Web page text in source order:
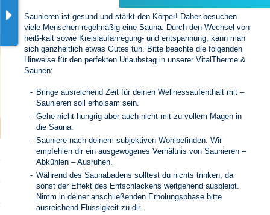
Saunieren ist gesund und stärkt den Körper! Daher besuchen
viele Menschen regelmäßig eine Sauna. Durch den Wechsel von
heiß-kalt sowie Kreislaufanregung- und entspannung, kann man
sich ganzheitlich etwas Gutes tun. Bitte beachte die folgenden
Hinweise für den perfekten Urlaubstag in unserer VitalTherme &
Saunen:
Bringe ausreichend Zeit für deinen Wellnessaufenthalt mit –
Saunieren soll erholsam sein.
Gehe nicht hungrig aber auch nicht mit zu vollem Magen in
die Sauna.
Sauniere nach deinem subjektiven Wohlbefinden. Wir
empfehlen dir ein ausgewogenes Verhältnis von Saunieren –
Abkühlen – Ausruhen.
Während des Saunabadens solltest du nichts trinken, da
sonst der Effekt des Entschlackens weitgehend ausbleibt.
Nimm in deiner anschließenden Erholungsphase bitte
ausreichend Flüssigkeit zu dir.